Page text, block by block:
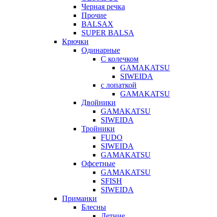
Черная речка
Прочие
BALSAX
SUPER BALSA
Крючки
Одинарные
С колечком
GAMAKATSU
SIWEIDA
с лопаткой
GAMAKATSU
Двойники
GAMAKATSU
SIWEIDA
Тройники
FUDO
SIWEIDA
GAMAKATSU
Офсетные
GAMAKATSU
SFISH
SIWEIDA
Приманки
Блесны